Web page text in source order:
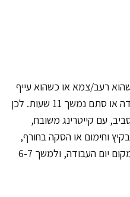
רעב/צמא או כשהוא עייף
כי יום הגיבוש החל בסיום יום העבודה או סתם נמשך 11 שעות. לכן
עם קייטרינג משובח,
וחימום או הסקה בחורף,
ומומלץ לערוך את היום המגבש במקום יום העבודה, ולמשך 6-7